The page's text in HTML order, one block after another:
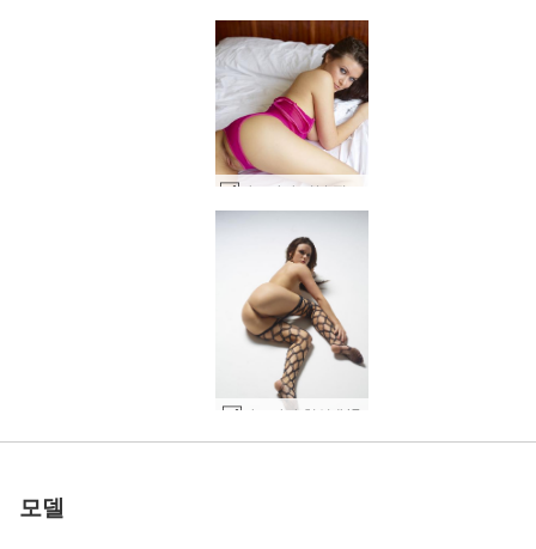
마르자나 더블 핑크 #124
마르야나 형성 #47
마르자나 파란 눈 #63
Engelie 벌거 벗은 요리사 #39마르야나 오션뷰 #88
Adriana 처음으로 누드를 더듬다 #29
세계 1위 에로틱 사이트
로 평가됨
우리와 함께하세
요
Engelie 벌거 벗은 요리사 #42마르자나 더블 핑크 #32
엔젤리 첫 세션 #50
마르자나 더블 핑크 #105
러시아 마르야나 #4
마르야나 형성 #3
세계 1위 에로틱 사이트
로 평가됨
우리와 함께하세
요
메르세데스 의대생 #41
메르세데스 작은 표범 #70
Marjana 뜨거운 러시아어 #9
Engelie Kiki 성적 매력 #32
마르자나 더블 핑크 #100
코나타 자위 #75
세계 1위 에로틱 사이트
로 평가됨
우리와 함께하세
요
Marjana 핑크 즐거움 part2 #61
Engelie 벌거 벗은 요리사 #58
밀라 풍만한 #23메르세데스 플렉시 러그 쇼 #80
엔젤리 핑크 팬티 #45
엔젤리 나쁜 여자 #18
엔젤리 첫 세션 #46
Marjana 핑크 즐거움 part2 #73
메르세데스 익스트림 포징 #36
Marjana 핑크 즐거움 part2 #81
세계 1위 에로틱 사이트
로 평가됨
우리와 함께하세
요
메르세데스 작은 표범 #58
마르자나 더블 핑크 #28
마르자나 더블 핑크 #96
마르야나 순간 #42
Marjana 핑크 즐거움 #49
메르세데스 미스 버스트 우크라이나 2012 #31
세계 1위 에로틱 사이트
로 평가됨
우리와 함께하세
요
엔젤리 극단적인 관점 #13
Teti 관능적 인 누드 #14
Engelie 마사지 Kiki part2 #45
코나타 테이블쇼 2탄 #27
마르자나 더블 핑크 #104
Engelie 마사지 Kiki part2 #29
세계 1위 에로틱 사이트
로 평가됨
우리와 함께하세
요
마르자나 더블 핑크 #89
모델